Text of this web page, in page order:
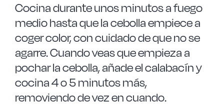
Cocina durante unos minutos a fuego
medio hasta que la cebolla empiece a
coger color, con cuidado de que no se
agarre. Cuando veas que empieza a
pochar la cebolla, añade el calabacín y
cocina 4 o 5 minutos más,
removiendo de vez en cuando.